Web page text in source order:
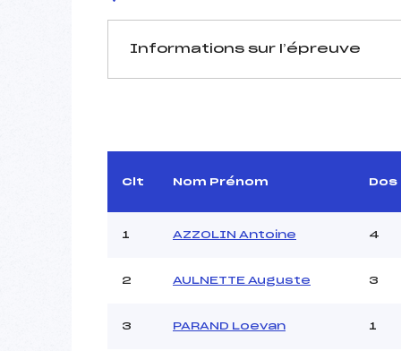
Informations sur l’épreuve
Arbitre :
Heure de départ :
Clt Nom Prénom Dos
1 AZZOLIN Antoine 4
2 AULNETTE Auguste 3
3 PARAND Loevan 1